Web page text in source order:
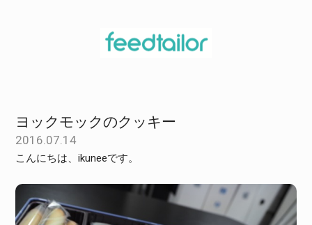
ヨックモックのクッキー
2016.07.14
こんにちは、ikuneeです。